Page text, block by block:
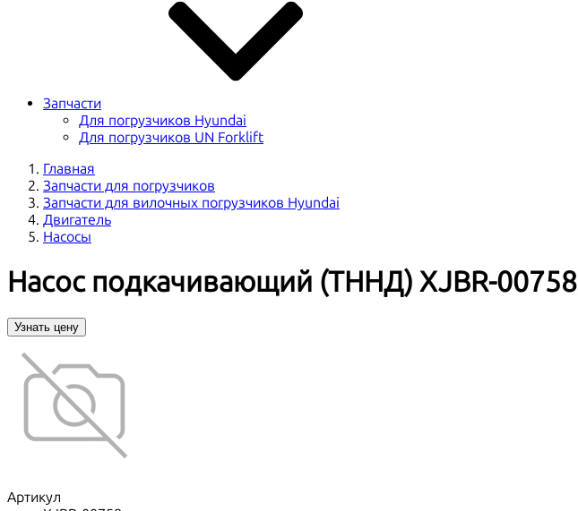
Запчасти
Для погрузчиков Hyundai
Для погрузчиков UN Forklift
Главная
Запчасти для погрузчиков
Запчасти для вилочных погрузчиков Hyundai
Двигатель
Насосы
Насос подкачивающий (ТННД) XJBR-00758
Узнать цену
Артикул